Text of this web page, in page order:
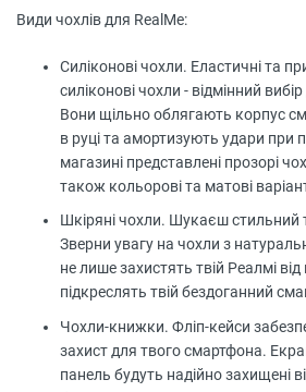
Види чохлів для RealMe:
Силіконові чохли. Еластичні та
силіконові чохли - відмінний
Вони щільно облягають корпус
в руці та амортизують удари при
магазині представлені прозорі
також кольорові та матові
Шкіряні чохли. Шукаєш стильний
Зверни увагу на чохли з
не лише захистять твій Реалмі
підкреслять твій бездоганний
Чохли-книжки. Фліп-кейси
захист для твого смартфона.
панель будуть надійно захищені